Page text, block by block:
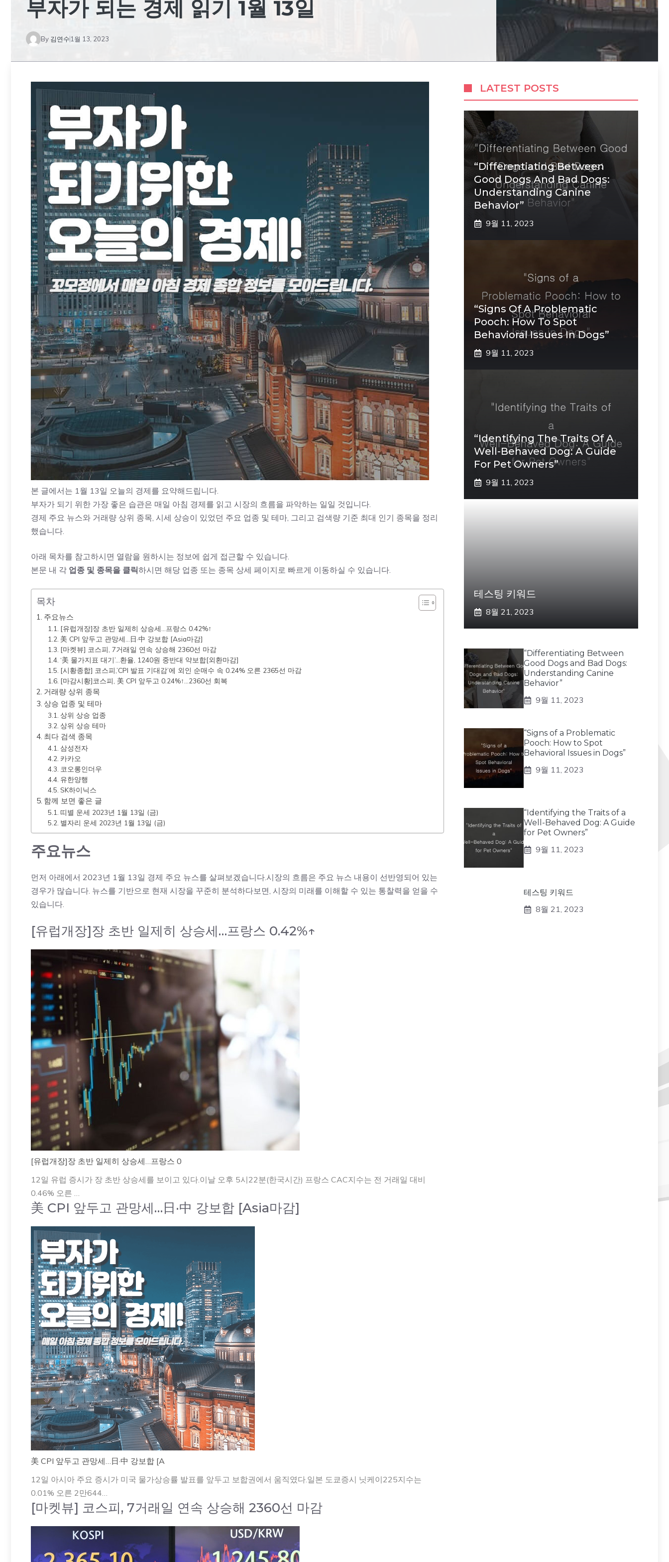
부자가 되는 경제 읽기 1월 13일
By 김연수 1월 13, 2023
본 글에서는 1월 13일 오늘의 경제를 요약해드립니다.
부자가 되기 위한 가장 좋은 습관은 매일 아침 경제를 읽고 시장의 흐름을 파악하는 일일 것입니다.
경제 주요 뉴스와 거래량 상위 종목, 시세 상승이 있었던 주요 업종 및 테마, 그리고 검색량 기준 최대 인기 종목을 정리
했습니다.
아래 목차를 참고하시면 열람을 원하시는 정보에 쉽게 접근할 수 있습니다.
본문 내 각 업종 및 종목을 클릭하시면 해당 업종 또는 종목 상세 페이지로 빠르게 이동하실 수 있습니다.
목차
주요뉴스
[유럽개장]장 초반 일제히 상승세…프랑스 0.42%↑
美 CPI 앞두고 관망세…日·中 강보합 [Asia마감]
[마켓뷰] 코스피, 7거래일 연속 상승해 2360선 마감
‘美 물가지표 대기’…환율, 1240원 중반대 약보합[외환마감]
[시황종합] 코스피,’CPI 발표 기대감’에 외인 순매수 속 0.24% 오른 2365선 마감
[마감시황]코스피, 美 CPI 앞두고 0.24%↑…2360선 회복
거래량 상위 종목
상승 업종 및 테마
상위 상승 업종
상위 상승 테마
최다 검색 종목
삼성전자
카카오
코오롱인더우
유한양행
SK하이닉스
함께 보면 좋은 글
띠별 운세 2023년 1월 13일 (금)
별자리 운세 2023년 1월 13일 (금)
주요뉴스
먼저 아래에서 2023년 1월 13일 경제 주요 뉴스를 살펴보겠습니다.시장의 흐름은 주요 뉴스 내용이 선반영되어 있는
경우가 많습니다. 뉴스를 기반으로 현재 시장을 꾸준히 분석하다보면, 시장의 미래를 이해할 수 있는 통찰력을 얻을 수
있습니다.
[유럽개장]장 초반 일제히 상승세…프랑스 0.42%↑
[유럽개장]장 초반 일제히 상승세…프랑스 0
12일 유럽 증시가 장 초반 상승세를 보이고 있다.이날 오후 5시22분(한국시간) 프랑스 CAC지수는 전 거래일 대비
0.46% 오른 …
美 CPI 앞두고 관망세…日·中 강보합 [Asia마감]
美 CPI 앞두고 관망세…日·中 강보합 [A
12일 아시아 주요 증시가 미국 물가상승률 발표를 앞두고 보합권에서 움직였다.일본 도쿄증시 닛케이225지수는
0.01% 오른 2만644…
[마켓뷰] 코스피, 7거래일 연속 상승해 2360선 마감
LATEST POSTS
“Differentiating Between
Good Dogs And Bad Dogs:
Understanding Canine
Behavior”
9월 11, 2023
“Signs Of A Problematic
Pooch: How To Spot
Behavioral Issues In Dogs”
9월 11, 2023
“Identifying The Traits Of A
Well-Behaved Dog: A Guide
For Pet Owners”
9월 11, 2023
테스팅 키워드
8월 21, 2023
“Differentiating Between
Good Dogs and Bad Dogs:
Understanding Canine
Behavior”
9월 11, 2023
“Signs of a Problematic
Pooch: How to Spot
Behavioral Issues in Dogs”
9월 11, 2023
“Identifying the Traits of a
Well-Behaved Dog: A Guide
for Pet Owners”
9월 11, 2023
테스팅 키워드
8월 21, 2023